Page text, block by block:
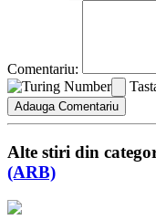
Comentariu:
Alte stiri din
(ARB)